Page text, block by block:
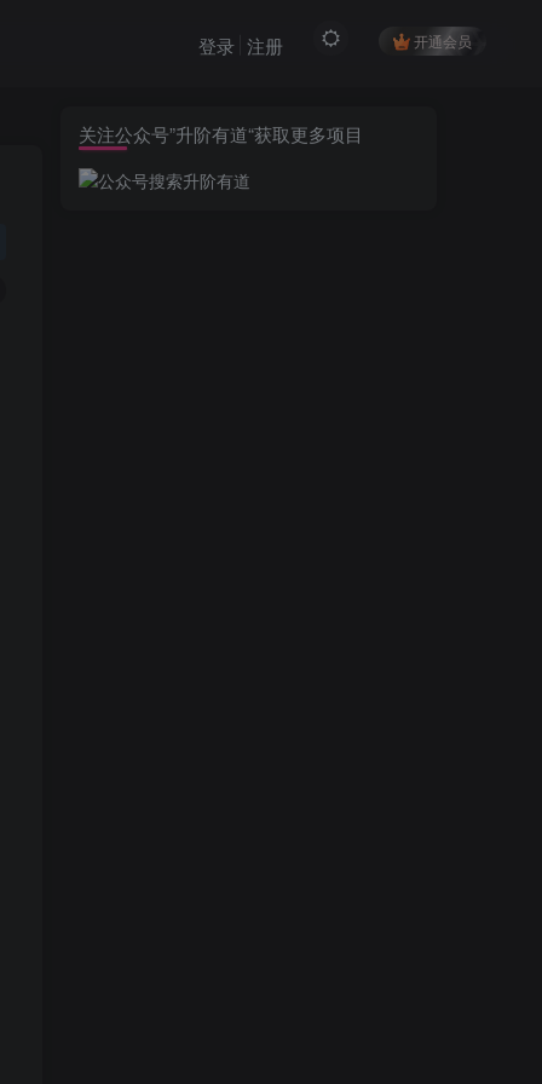
开通会员
登录 注册
关注公众号”升阶有道“获取更多项目